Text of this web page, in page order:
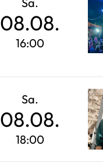
08.08.
16:00
Sa.
08.08.
18:00